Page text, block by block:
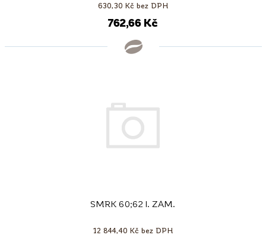
630,30 Kč bez DPH
762,66 Kč
SMRK 60;62 I. ZAM.
12 844,40 Kč bez DPH